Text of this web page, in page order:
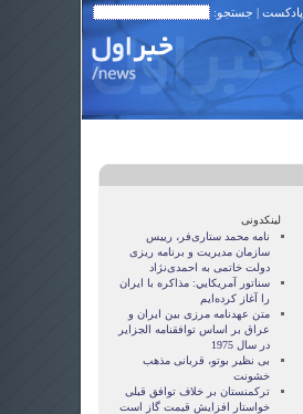
پادکست | جستجو:
لینکدونی
نامه محمد ستاری‌فر، رییس
سازمان مدیریت و برنامه ریزی
دولت خاتمی به احمدی‌نژاد
سناتور آمريکايي: مذاکره با ايران
را آغاز کرده‌ايم
متن عهدنامه مرزى بين ايران و
عراق بر اساس توافقنامه الجزاير
در سال 1975
بی نظیر بوتو، قربانی مذهب
خشونت
ترکمنستان بر خلاف توافق قبلی
خواستار افزایش قیمت گاز است